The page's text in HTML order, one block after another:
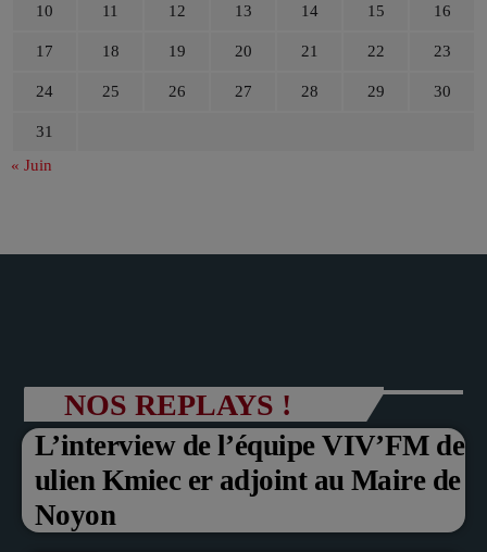
10 11 12 13 14 15 16
17 18 19 20 21 22 23
24 25 26 27 28 29 30
31
« Juin
NOS REPLAYS !
L’interview de l’équipe VIV’FM de
ulien Kmiec er adjoint au Maire de
Noyon